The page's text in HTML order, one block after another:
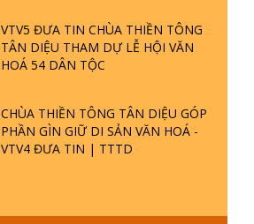
VTV5 ĐƯA TIN CHÙA THIỀN TÔNG
TÂN DIỆU THAM DỰ LỄ HỘI VĂN
HOÁ 54 DÂN TỘC
CHÙA THIỀN TÔNG TÂN DIỆU GÓP
PHẦN GÌN GIỮ DI SẢN VĂN HOÁ -
VTV4 ĐƯA TIN | TTTD